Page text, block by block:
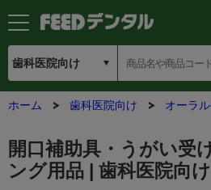
ホーム 歯科医院向け オーラ
開口補助具・うがい受
ング用品 | 歯科医院向け